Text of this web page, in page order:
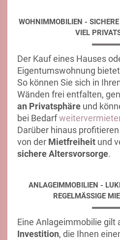
WOHNIMMOBILIEN -
VIEL
Der Kauf eines Hauses
Eigentumswohnung
So können Sie sich in
Wänden frei entfalten,
an Privatsphäre und
bei Bedarf
Darüber hinaus
von der Mietfreiheit und
sichere Altersvorsorge.
ANLAGEIMMOBILIEN -
REGELMÄSSIGE
Eine Anlageimmobilie gilt
Investition, die Ihnen